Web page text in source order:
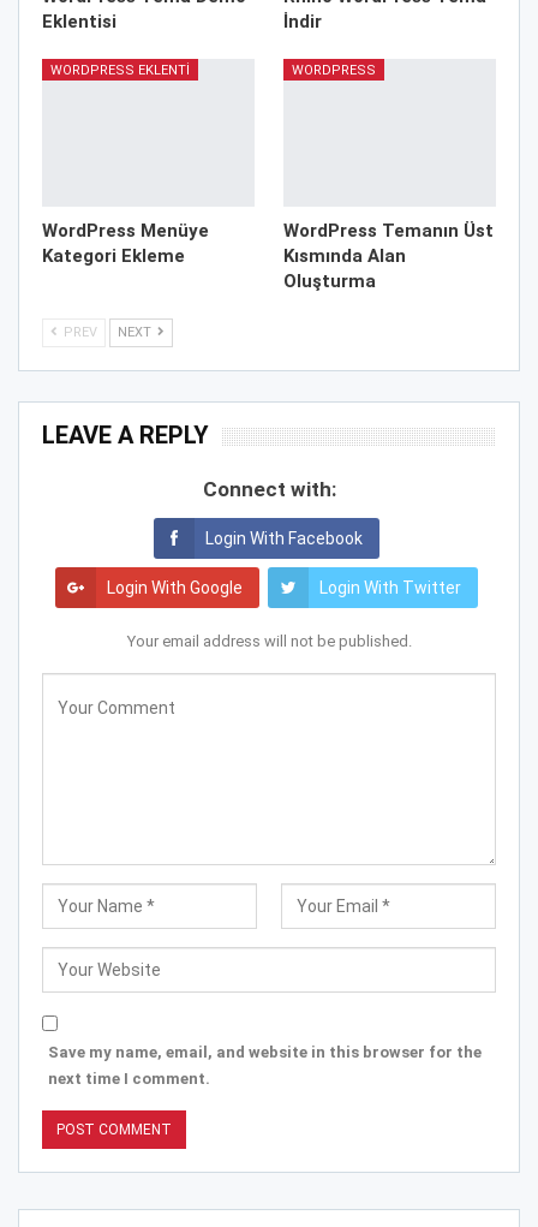
Eklentisi
İndir
WORDPRESS EKLENTI
WordPress Menüye
Kategori Ekleme
WORDPRESS
WordPress Temanın Üst
Kısmında Alan
Oluşturma
PREV NEXT
LEAVE A REPLY
Connect with:
Login With Facebook
Login With Google Login With Twitter
Your email address will not be published.
Save my name, email, and website in this browser for the
next time I comment.